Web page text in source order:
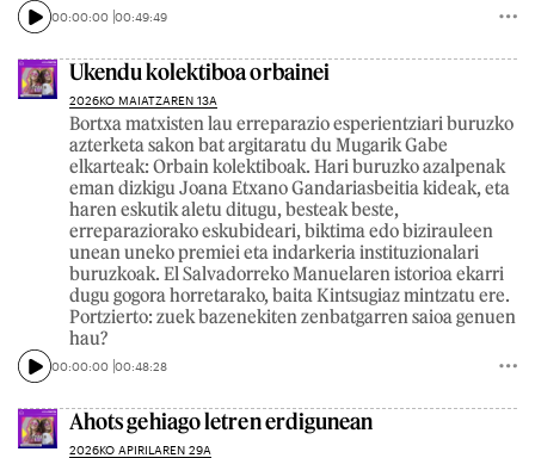
00:00:00 00:49:49
Ukendu kolektiboa orbainei
2026KO MAIATZAREN 13A
Bortxa matxisten lau erreparazio esperientziari buruzko
azterketa sakon bat argitaratu du Mugarik Gabe
elkarteak: Orbain kolektiboak. Hari buruzko azalpenak
eman dizkigu Joana Etxano Gandariasbeitia kideak, eta
haren eskutik aletu ditugu, besteak beste,
erreparaziorako eskubideari, biktima edo bizirauleen
unean uneko premiei eta indarkeria instituzionalari
buruzkoak. El Salvadorreko Manuelaren istorioa ekarri
dugu gogora horretarako, baita Kintsugiaz mintzatu ere.
Portzierto: zuek bazenekiten zenbatgarren saioa genuen
hau?
00:00:00 00:48:28
Ahots gehiago letren erdigunean
2026KO APIRILAREN 29A